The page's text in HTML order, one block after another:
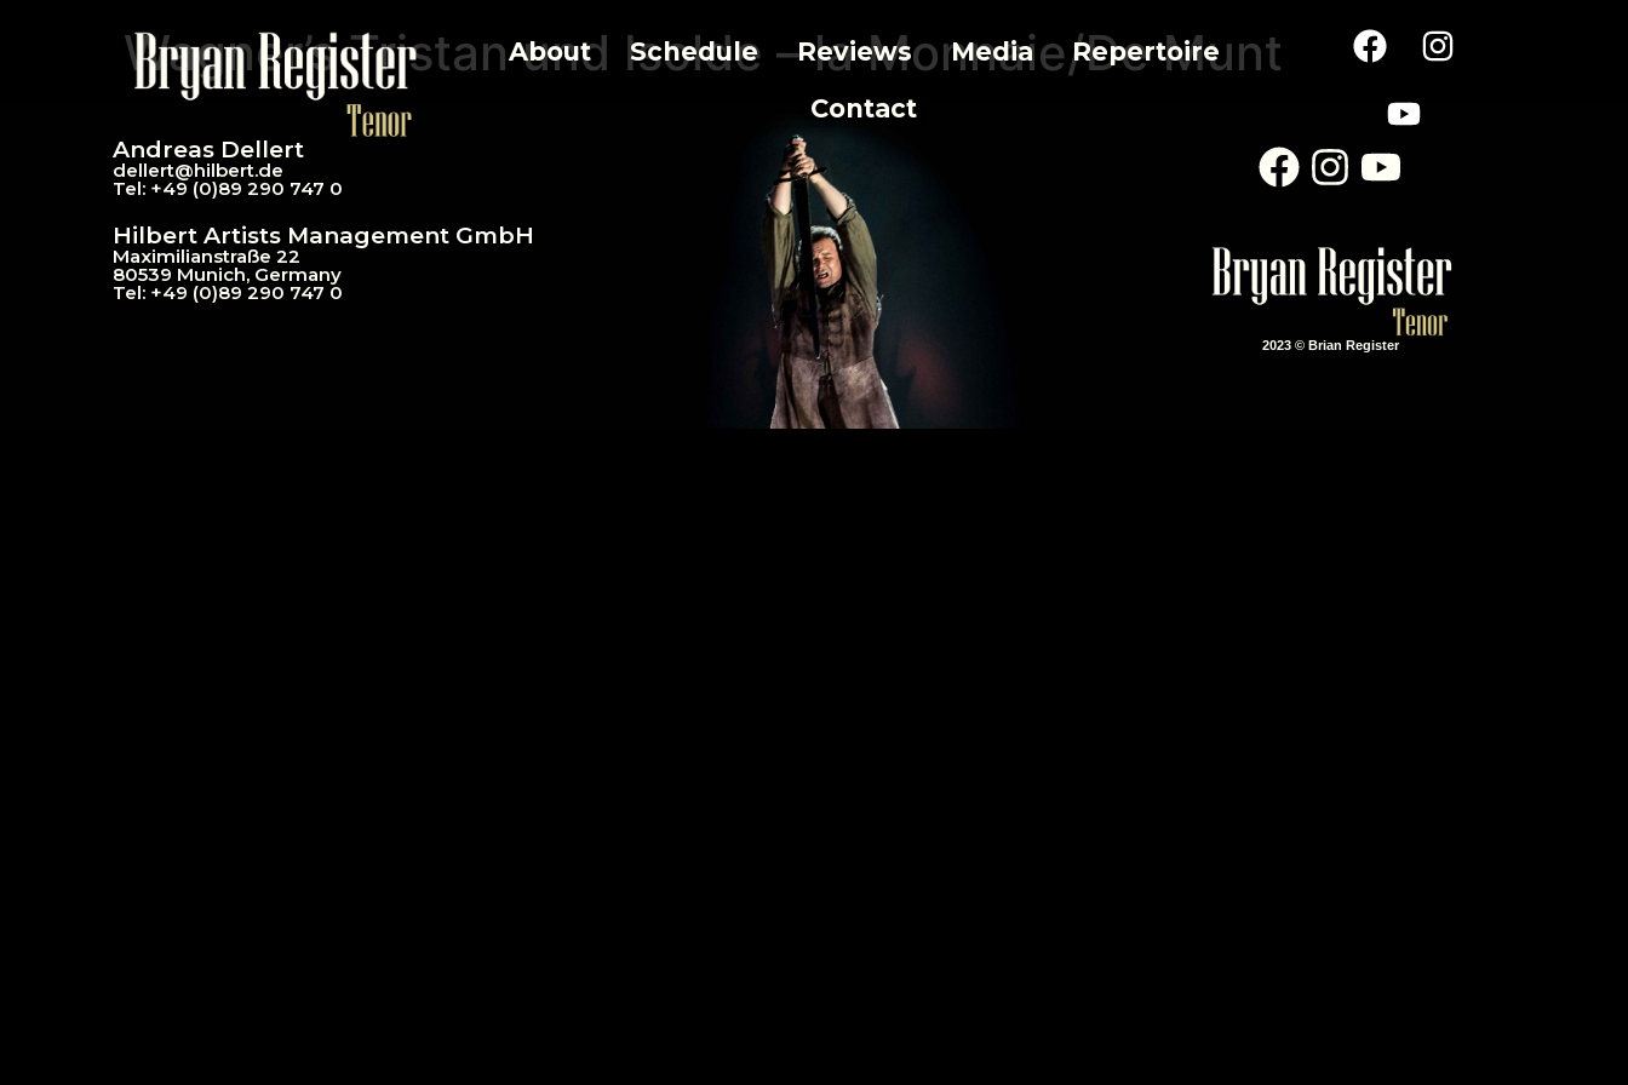
About Schedule Reviews Media
Repertoire
Contact
Wagner’s Tristan und Isolde – la Monnaie/De Munt
Andreas Dellert
dellert@hilbert.de
Tel: +49 (0)89 290 747 0
Hilbert Artists Management GmbH
Maximilianstraße 22
80539 Munich, Germany
Tel: +49 (0)89 290 747 0
2023 © Brian Register